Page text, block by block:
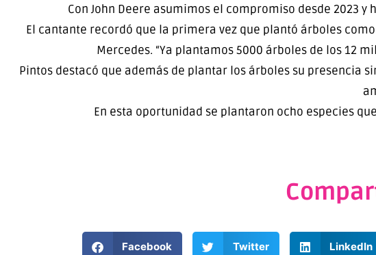
Con John Deere asumimos el compromiso desde 2023
El cantante recordó que la primera vez que plantó árboles
Mercedes. “Ya plantamos 5000 árboles de los 12
Pintos destacó que además de plantar los árboles su presencia
En esta oportunidad se plantaron ocho especies
Facebook Twitter LinkedIn